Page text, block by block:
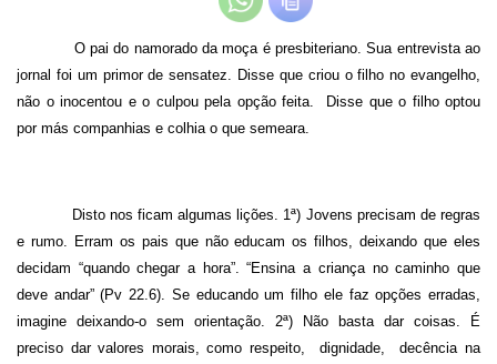
O pai do namorado da moça é presbiteriano. Sua entrevista ao
jornal foi um primor de sensatez. Disse que criou o filho no evangelho,
não o inocentou e o culpou pela opção feita.
Disse que o filho optou
por más companhias e colhia o que semeara.
Disto nos ficam algumas lições. 1ª) Jovens precisam de regras
e rumo. Erram os pais que não educam os filhos, deixando que eles
decidam “quando chegar a hora”. “Ensina a criança no caminho que
deve andar” (Pv 22.6). Se educando um filho ele faz opções erradas,
imagine deixando-o sem orientação. 2ª) Não basta dar coisas. É
preciso dar valores morais, como respeito,
dignidade,
decência na